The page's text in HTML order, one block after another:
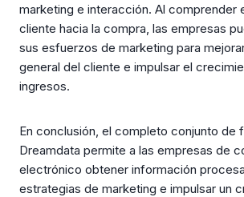
marketing e interacción. Al comprender
cliente hacia la compra, las empresas
sus esfuerzos de marketing para
general del cliente e impulsar el
ingresos.
En conclusión, el completo conjunto de
Dreamdata permite a las empresas de
electrónico obtener información
estrategias de marketing e impulsar un